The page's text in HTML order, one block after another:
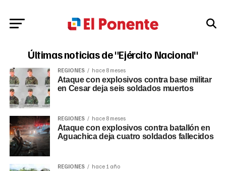
Últimas noticias de "Ejército Nacional"
REGIONES hace 8 meses
Ataque con explosivos contra base militar
en Cesar deja seis soldados muertos
REGIONES hace 8 meses
Ataque con explosivos contra batallón en
Aguachica deja cuatro soldados fallecidos
REGIONES hace 1 año